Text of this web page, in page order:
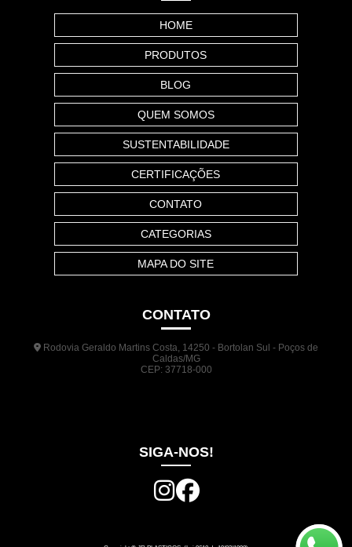
HOME
PRODUTOS
BLOG
QUEM SOMOS
SUSTENTABILIDADE
CERTIFICAÇÕES
CONTATO
CATEGORIAS
MAPA DO SITE
CONTATO
Rodovia Geraldo Martins Costa, 14250 - Bortolan Sul - Poços de
Caldas/MG
CEP: 37718-000
SIGA-NOS!